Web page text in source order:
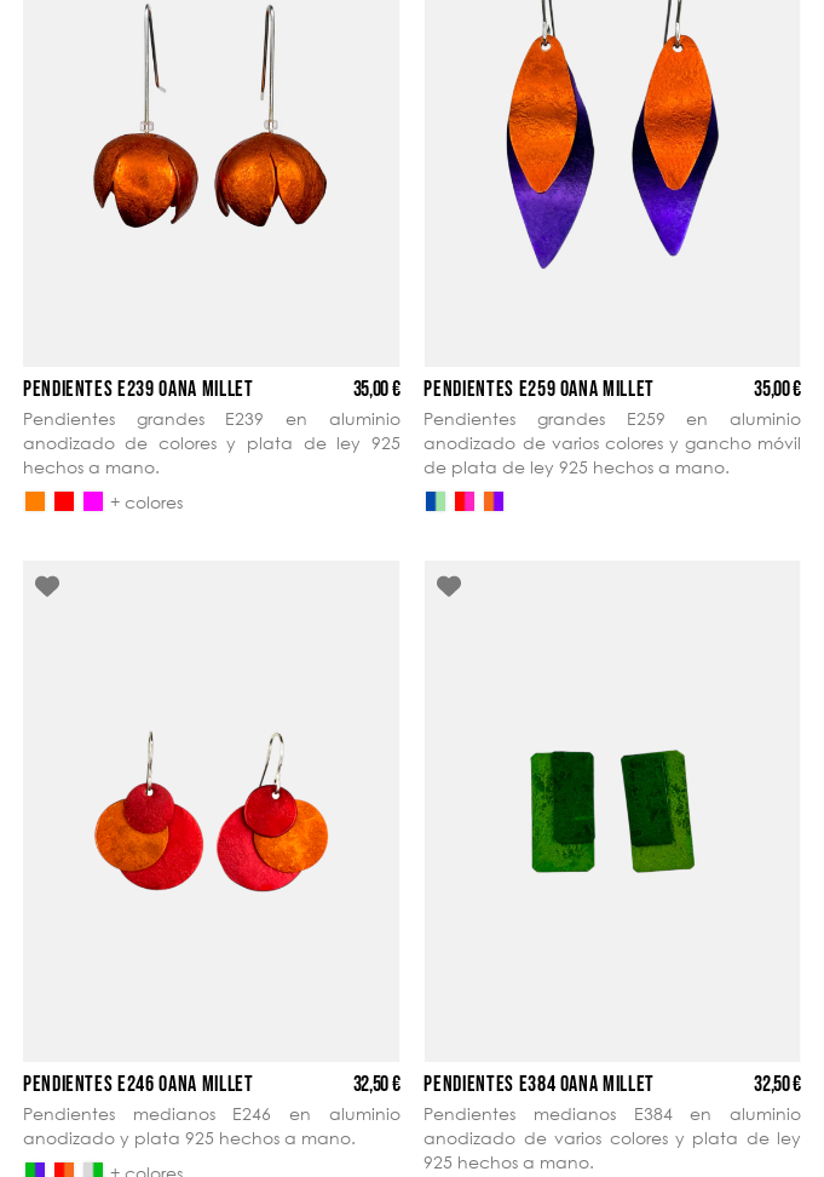
PENDIENTES E239 OANA MILLET 35,00 €
Pendientes grandes E239 en aluminio
anodizado de colores y plata de ley 925
hechos a mano.
+ colores
PENDIENTES E259 OANA MILLET 35,00 €
Pendientes grandes E259 en aluminio
anodizado de varios colores y gancho móvil
de plata de ley 925 hechos a mano.
PENDIENTES E246 OANA MILLET 32,50 €
Pendientes medianos E246 en aluminio
anodizado y plata 925 hechos a mano.
PENDIENTES E384 OANA MILLET 32,50 €
Pendientes medianos E384 en aluminio
anodizado de varios colores y plata de ley
925 hechos a mano.